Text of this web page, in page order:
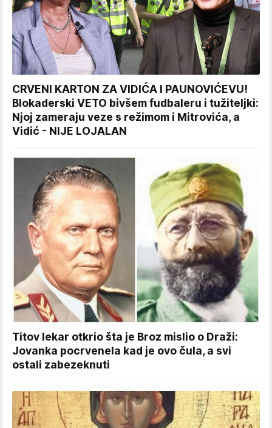
CRVENI KARTON ZA VIDIĆA I PAUNOVIĆEVU!
Blokaderski VETO bivšem fudbaleru i tužiteljki:
Njoj zameraju veze s režimom i Mitrovića, a
Vidić - NIJE LOJALAN
Titov lekar otkrio šta je Broz mislio o Draži:
Jovanka pocrvenela kad je ovo čula, a svi
ostali zabezeknuti